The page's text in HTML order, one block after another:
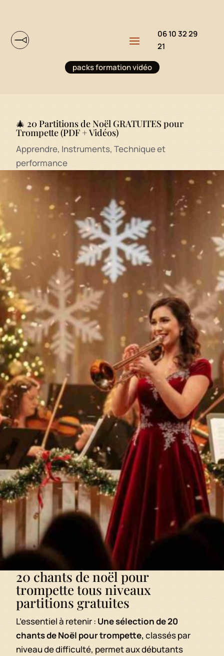
06 10 32 29
21
packs formation vidéo
🎄 20 Partitions de Noël GRATUITES pour
Trompette (PDF + Vidéos)
Apprendre, Instruments, Technique et
performance
20 chants de noël pour
trompette tous niveaux
partitions gratuites
L’essentiel à retenir : Une sélection de 20
chants de Noël pour trompette,classés par
niveau de difficulté, permet aux débutants